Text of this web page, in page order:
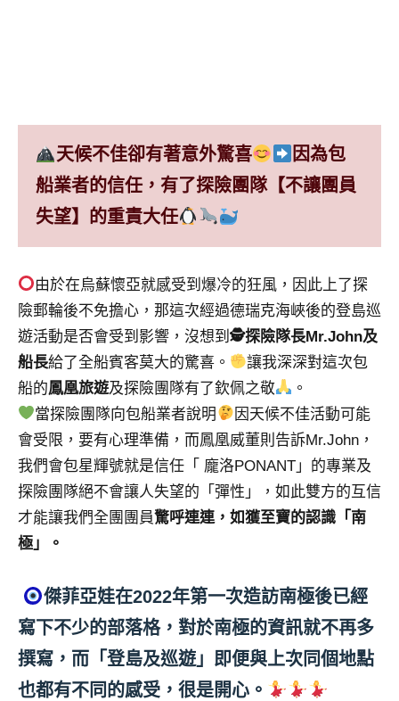
天候不佳卻有著意外驚喜
因為包
船業者的信任，有了探險團隊【不讓團員
失望】的重責大任
由於在烏蘇懷亞就感受到爆冷的狂風，因此上了探
險郵輪後不免擔心，那這次經過德瑞克海峽後的登島巡
遊活動是否會受到影響，沒想到 🕵️探險隊長Mr.John及
船長給了全船賓客莫大的驚喜。
讓我深深對這次包
船的鳳凰旅遊及探險團隊有了欽佩之敬
。
當探險團隊向包船業者說明
因天候不佳活動可能
會受限，要有心理準備，而鳳凰威董則告訴Mr.John，
我們會包星輝號就是信任「 龐洛PONANT」的專業及
探險團隊絕不會讓人失望的「彈性」，如此雙方的互信
才能讓我們全團團員驚呼連連，如獲至寶的認識「南
極」。
傑菲亞娃在2022年第一次造訪南極後已經
寫下不少的部落格，對於南極的資訊就不再多
撰寫，而「登島及巡遊」即便與上次同個地點
也都有不同的感受，很是開心。